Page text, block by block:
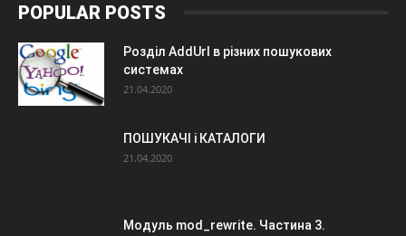
POPULAR POSTS
Розділ AddUrl в різних пошукових
системах
21.04.2020
ПОШУКАЧІ і КАТАЛОГИ
21.04.2020
Модуль mod_rewrite. Частина 3.